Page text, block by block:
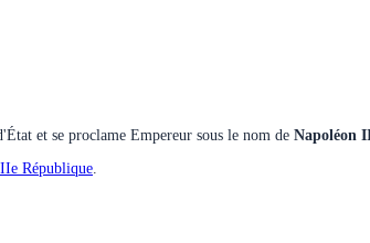
et se proclame Empereur sous le nom de Napoléon
République.